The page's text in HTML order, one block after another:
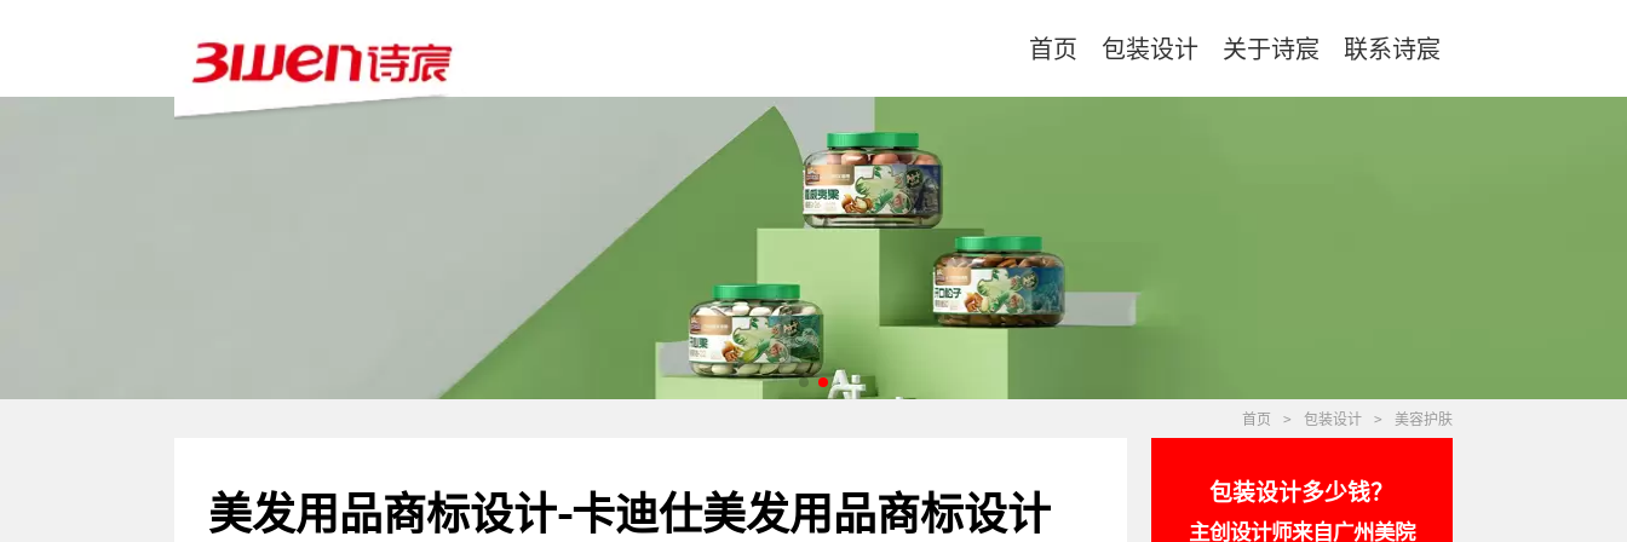
首页 包装设计 关于诗宸 联系诗宸
首页 > 包装设计 > 美容护肤
美发用品商标设计-卡迪仕美发用品商标设计
包装设计多少钱？
主创设计师来自广州美院